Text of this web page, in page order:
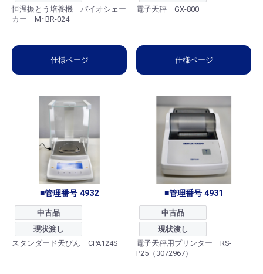
恒温振とう培養機 バイオシェー
カー M･BR-024
仕様ページ
電子天秤 GX-800
仕様ページ
■管理番号 4932
中古品
現状渡し
スタンダード天びん CPA124S
■管理番号 4931
中古品
現状渡し
電子天秤用プリンター RS-
P25（3072967）